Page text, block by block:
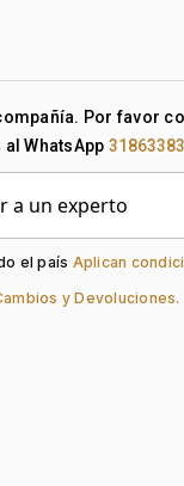
Diamante
Por favor
WhatsApp
a un experto
el país Aplican
y Devoluciones.